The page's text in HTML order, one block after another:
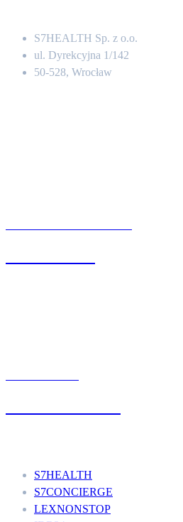
S7HEALTH Sp. z o.o.
ul. Dyrekcyjna 1/142
50-528, Wrocław
S7HEALTH
S7CONCIERGE
LEXNONSTOP